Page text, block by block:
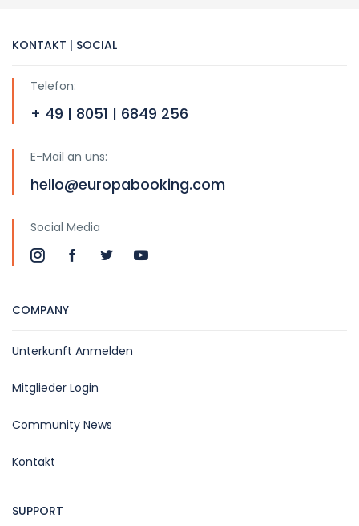
KONTAKT | SOCIAL
Telefon:
+ 49 | 8051 | 6849 256
E-Mail an uns:
hello@europabooking.com
Social Media
COMPANY
Unterkunft Anmelden
Mitglieder Login
Community News
Kontakt
SUPPORT